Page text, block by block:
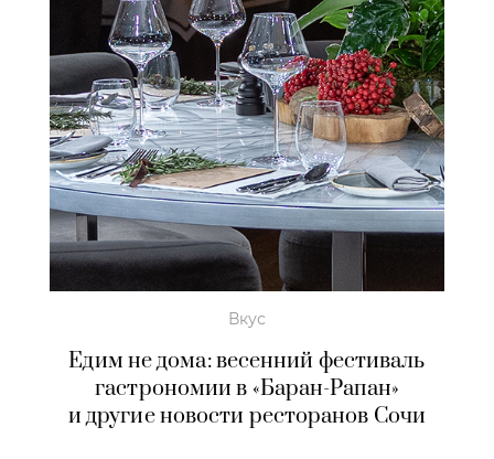
Вкус
Едим не дома: весенний фестиваль
гастрономии в «Баран-Рапан»
и другие новости ресторанов Сочи